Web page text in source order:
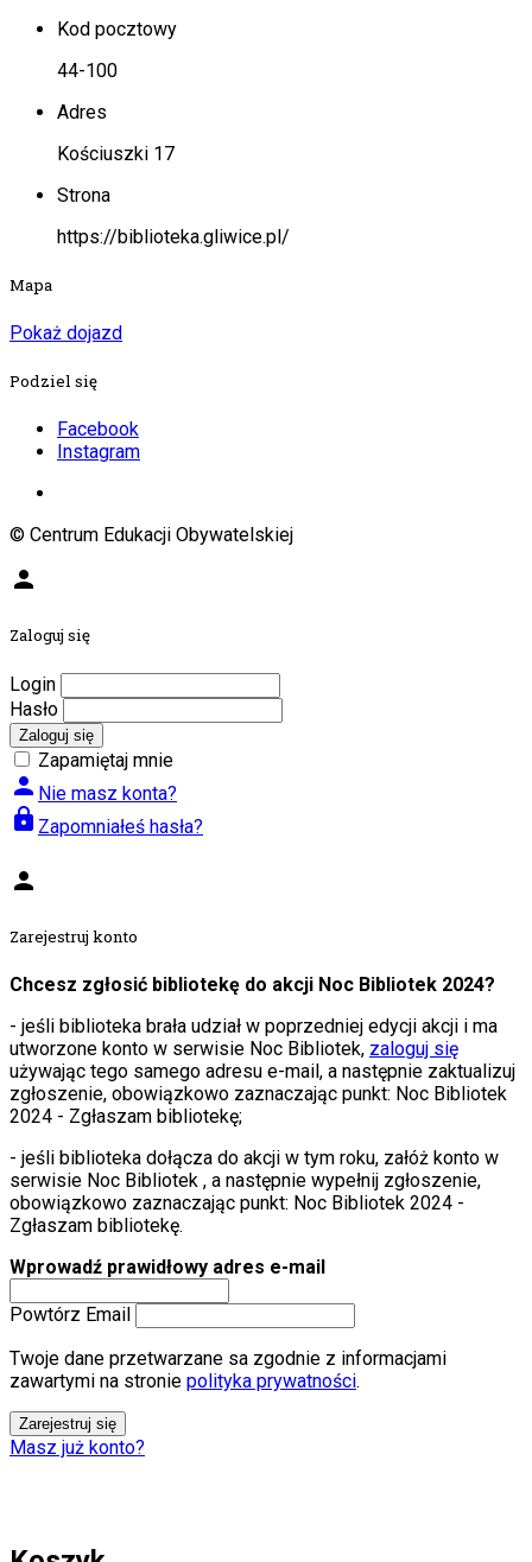
Kod pocztowy
44-100
Adres
Kościuszki 17
Strona
https://biblioteka.gliwice.pl/
Mapa
Pokaż dojazd
Podziel się
Facebook
Instagram
© Centrum Edukacji Obywatelskiej
person
Zaloguj się
Login
Hasło
Zaloguj się
Zapamiętaj mnie
person Nie masz konta?
lock Zapomniałeś hasła?
person
Zarejestruj konto
Chcesz zgłosić bibliotekę do akcji Noc Bibliotek 2024?
- jeśli biblioteka brała udział w poprzedniej edycji akcji i ma
utworzone konto w serwisie Noc Bibliotek, zaloguj się
używając tego samego adresu e-mail, a następnie zaktualizuj
zgłoszenie, obowiązkowo zaznaczając punkt: Noc Bibliotek
2024 - Zgłaszam bibliotekę;
- jeśli biblioteka dołącza do akcji w tym roku, załóż konto w
serwisie Noc Bibliotek , a następnie wypełnij zgłoszenie,
obowiązkowo zaznaczając punkt: Noc Bibliotek 2024 -
Zgłaszam bibliotekę.
Wprowadź prawidłowy adres e-mail
Powtórz Email
Twoje dane przetwarzane sa zgodnie z informacjami
zawartymi na stronie polityka prywatności.
Zarejestruj się
Masz już konto?